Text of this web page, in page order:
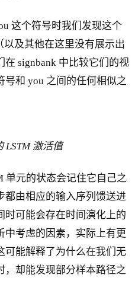
这个符号时我们发现这个
及其他在这里没有展示出
signbank 中比较它们的视
和 you 之间的任何相似之
LSTM 激活值
单元的状态会记住它自己之
都由相应的输入序列馈送进
时可能会存在时间演化上的
中考虑的因素，实际上有更
可能解释了为什么在我们无
，却能发现部分样本路径之